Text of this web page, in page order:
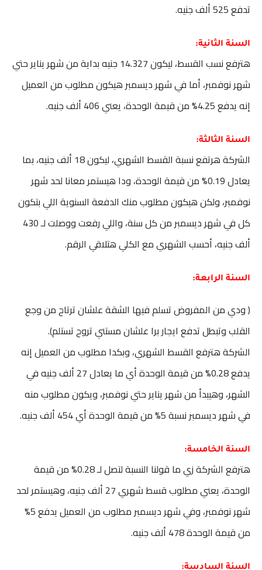
تدفع 525 ألف جنيه.
السنة الثانية:
هترفع نسب القسط، ليكون 14.327 جنيه بداية من شهر يناير حتي
شهر نوفمبر، أما في شهر ديسمبر هيكون مطلوب من العميل
إنه يدفع 4.25% من قيمة الوحدة، يعني 406 ألف جنيه.
السنة الثالثة:
الشركة هرتفع نسبة القسط الشهري، ليكون 18 ألف جنيه، بما
يعادل 0.19% من قيمة الوحدة، ودا هيستمر معانا لحد شهر
نوفمبر، ولكن هيكون مطلوب منك الدفعة السنوية اللي بتكون
كل في شهر ديسمبر من كل سنة، واللي رفعت ووصلت لـ 430
ألف جنيه، أحسب الشهري مع الكلي هتلاقي الرقم.
السنة الرابعة:
( ودي من المفروض تسلم فيها الشقة علشان ترتاح من وجع
القلب وتبطل تدفع ايجار برا علشان مستني تروح تستلم).
الشركة هترفع القسط الشهري، وبكدا مطلوب من العميل إنه
يدفع 0.28% من قيمة الوحدة أي ما يعادل 27 ألف جنيه في
الشهر، وهيبدأ من شهر يناير حتي نوفمبر، ويكون مطلوب منه
في شهر ديسمبر نسبة 5% من قيمة الوحدة أي 454 ألف جنيه.
السنة الخامسة:
هترفع الشركة زي ما قولنا النسبة لتصل لـ 0.28% من قيمة
الوحدة، يعني مطلوب قسط شهري 27 ألف جنيه، وهيستمر لحد
شهر نوفمبر، وفي شهر ديسمبر مطلوب من العميل يدفع 5%
من قيمة الوحدة 478 ألف جنيه.
السنة السادسة: